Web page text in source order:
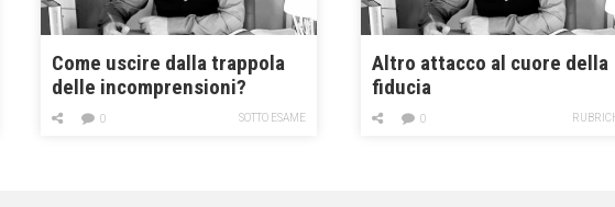
Come uscire dalla trappola
delle incomprensioni?
SOTTO ESAME
0
Altro attacco al cuore della
fiducia
0